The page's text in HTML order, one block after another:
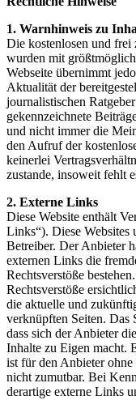
1. Warnhinweis zu
Die kostenlosen und frei
wurden mit
Webseite übernimmt
Aktualität der
journalistischen
gekennzeichnete
und nicht immer die
den Aufruf der
keinerlei
zustande, insoweit fehlt
2. Externe Links
Diese Website enthält
Links“). Diese Websites
Betreiber. Der Anbieter
externen Links die
Rechtsverstöße
Rechtsverstöße
die aktuelle und
verknüpften Seiten. Das
dass sich der Anbieter
Inhalte zu Eigen macht.
ist für den Anbieter
nicht zumutbar. Bei
derartige externe Links